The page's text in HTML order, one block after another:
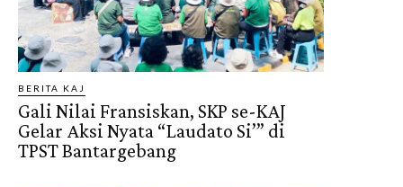
BERITA KAJ
Gali Nilai Fransiskan, SKP se-KAJ
Gelar Aksi Nyata “Laudato Si’” di
TPST Bantargebang